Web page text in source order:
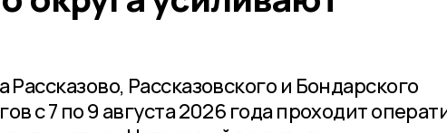
Рассказовского и Бондарского
с 7 по 9 августа 2026 года проходит